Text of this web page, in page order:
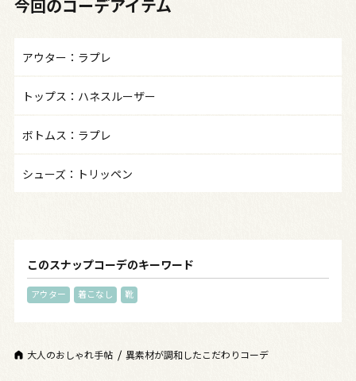
今回のコーデアイテム
アウター：ラプレ
トップス：ハネスルーザー
ボトムス：ラプレ
シューズ：トリッペン
このスナップコーデのキーワード
アウター 着こなし 靴
大人のおしゃれ手帖 異素材が調和したこだわりコーデ